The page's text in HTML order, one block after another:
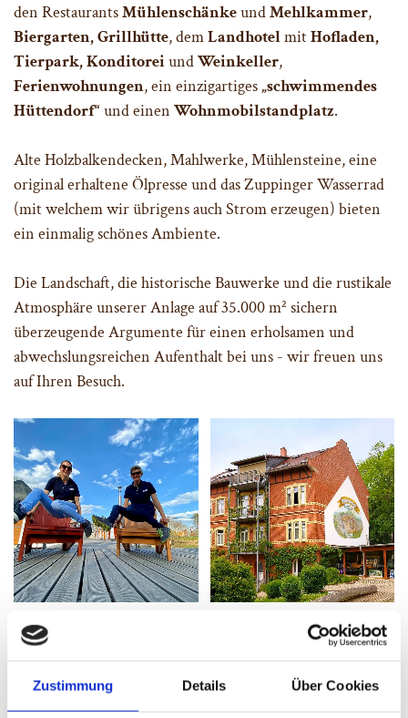
Zustimmung Details Über Cookies
den RestaurantsMühlenschänkeundMehlkammer,
Biergarten, Grillhütte, demLandhotelmitHofladen,
Tierpark, KonditoreiundWeinkeller,
Ferienwohnungen, ein einzigartiges„schwimmendes
Hüttendorf“und einen Wohnmobilstandplatz.
Alte Holzbalkendecken, Mahlwerke, Mühlensteine, eine
original erhaltene Ölpresse und das Zuppinger Wasserrad
(mit welchem wir übrigens auch Strom erzeugen) bieten
ein einmalig schönes Ambiente.
Die Landschaft, die historische Bauwerke und die rustikale
Atmosphäre unserer Anlage auf 35.000 m² sichern
überzeugende Argumente für einen erholsamen und
abwechslungsreichen Aufenthalt bei uns - wir freuen uns
auf Ihren Besuch.